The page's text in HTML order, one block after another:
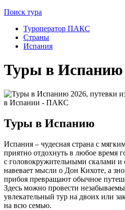
Поиск тура
Туроператор ПАКС
Cтраны
Испания
Туры в Испанию
Туры в Испанию
Испания – чудесная страна с
приятно отдохнуть в любое время
с головокружительными скалами
навевает мысли о Дон Кихоте, а
прибоя превращают обычное
Здесь можно провести
увлекательный тур на двоих или
на всю семью.